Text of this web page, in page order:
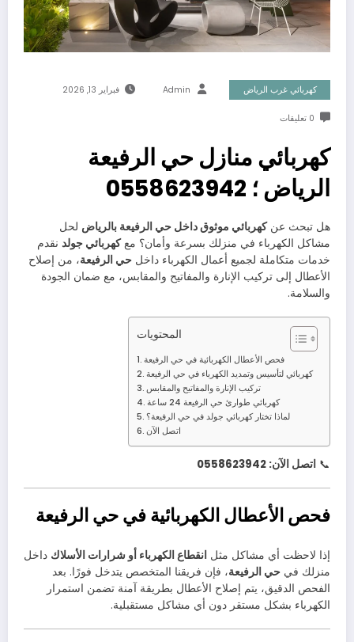
كهربائي غرب الرياض Admin فبراير 13, 2026
0 تعليقات
كهربائي منازل حي الرفيعة
الرياض ؛ 0558623942
هل تبحث عنكهربائي موثوق داخل حي الرفيعة بالرياض لحل
مشاكل الكهرباء في منزلك بسرعة وأمان؟ معكهربائي جولد نقدم
خدمات متكاملة لجميع أعمال الكهرباء داخل حي الرفيعة، من إصلاح
الأعطال إلى تركيب الإنارة والمفاتيح والمقابس، مع ضمان الجودة
والسلامة.
المحتويات
فحص الأعطال الكهربائية في حي الرفيعة
كهربائي لتأسيس وتمديد الكهرباء في حي الرفيعة
تركيب الإنارة والمفاتيح والمقابس
كهربائي طوارئ حي الرفيعة 24 ساعة
لماذا تختار كهربائي جولد في حي الرفيعة؟
اتصل الآن
📞 اتصل الآن: 0558623942
فحص الأعطال الكهربائية في حي الرفيعة
إذا لاحظت أي مشاكل مثل انقطاع الكهرباء أو شرارات الأسلاك داخل
منزلك في حي الرفيعة، فإن فريقنا المتخصص يتدخل فورًا. بعد
الفحص الدقيق، يتم إصلاح الأعطال بطريقة آمنة تضمن استمرار
الكهرباء بشكل مستقر دون أي مشاكل مستقبلية.